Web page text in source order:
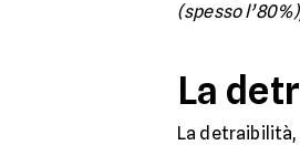
(spesso
La
La detraibilità,